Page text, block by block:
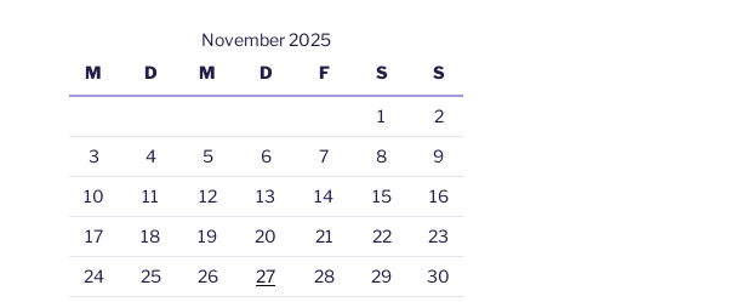
November 2025
M
D M D F S S
1
2
3
4 5 6 7 8
9
10
11 12 13 14 15
16
17
18 19 20 21 22
23
24
25 26 27 28 29
30